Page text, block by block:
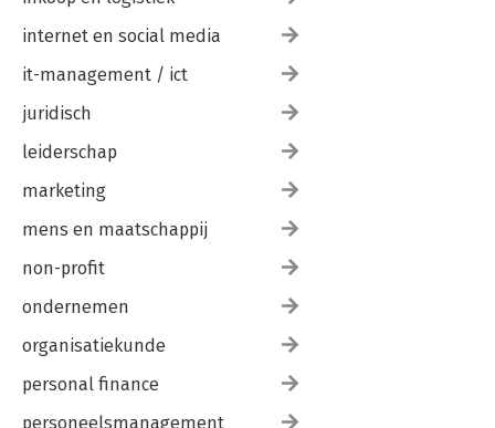
internet en social media
it-management / ict
juridisch
leiderschap
marketing
mens en maatschappij
non-profit
ondernemen
organisatiekunde
personal finance
personeelsmanagement